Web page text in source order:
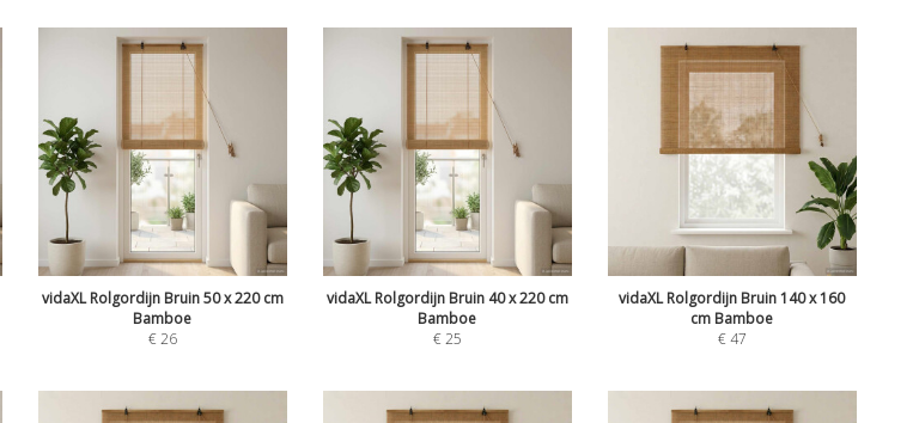
vidaXL Rolgordijn Bruin 50 x 220 cm
Bamboe
€26
vidaXL Rolgordijn Bruin 40 x 220 cm
Bamboe
€25
vidaXL Rolgordijn Bruin 140 x 160
cm Bamboe
€47